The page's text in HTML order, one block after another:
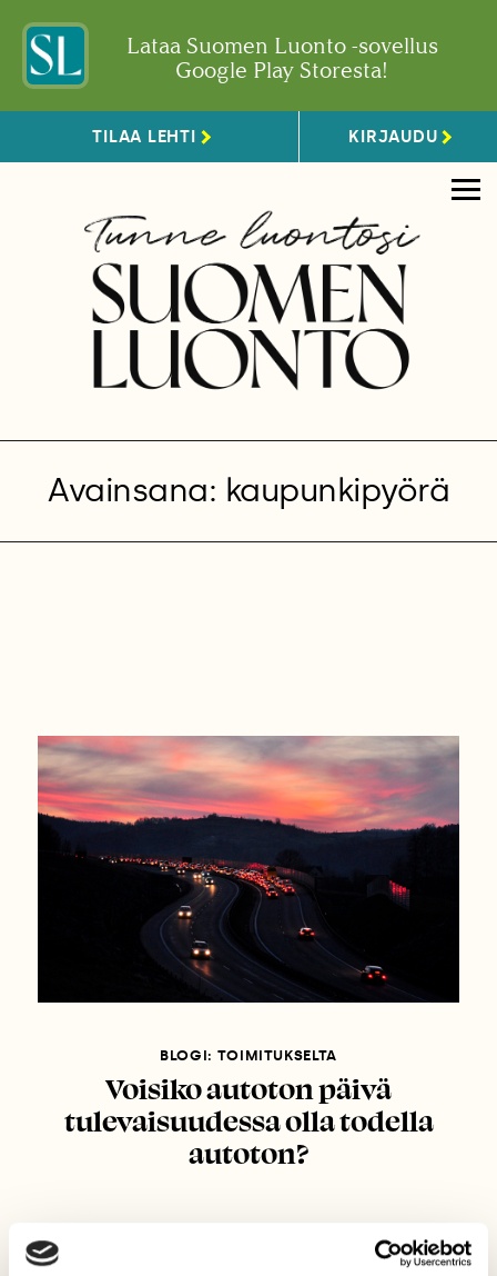
Lataa Suomen Luonto -sovellus
Google Play Storesta!
TILAA LEHTI KIRJAUDU
Avainsana: kaupunkipyörä
BLOGI: TOIMITUKSELTA
Voisiko autoton päivä
tulevaisuudessa olla todella
autoton?